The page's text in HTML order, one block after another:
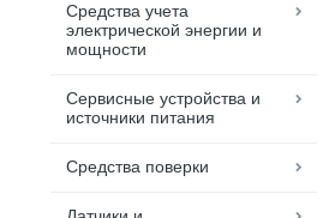
Средства учета
электрической энергии и
мощности
Сервисные устройства и
источники питания
Средства поверки